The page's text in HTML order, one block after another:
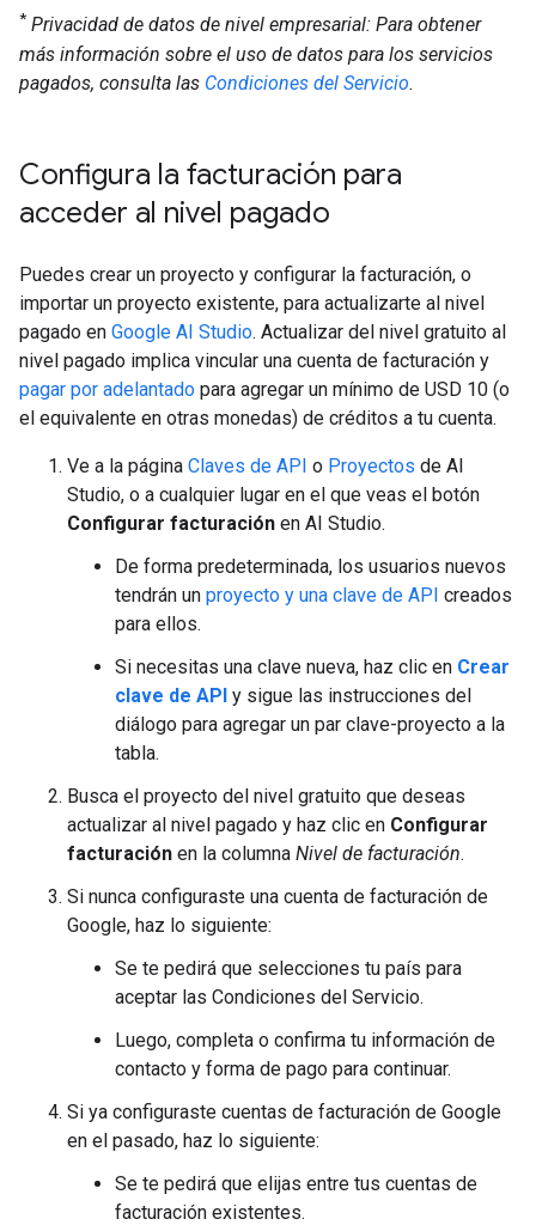
* Privacidad de datos de nivel empresarial: Para obtener
más información sobre el uso de datos para los servicios
pagados, consulta las Condiciones del Servicio.
Configura la facturación para
acceder al nivel pagado
Puedes crear un proyecto y configurar la facturación, o
importar un proyecto existente, para actualizarte al nivel
pagado en Google AI Studio. Actualizar del nivel gratuito al
nivel pagado implica vincular una cuenta de facturación y
pagar por adelantado para agregar un mínimo de USD 10 (o
el equivalente en otras monedas) de créditos a tu cuenta.
Ve a la página Claves de API o Proyectos de AI
Studio, o a cualquier lugar en el que veas el botón
Configurar facturación en AI Studio.
De forma predeterminada, los usuarios nuevos
tendrán un proyecto y una clave de API creados
para ellos.
Si necesitas una clave nueva, haz clic en Crear
clave de API y sigue las instrucciones del
diálogo para agregar un par clave-proyecto a la
tabla.
Busca el proyecto del nivel gratuito que deseas
actualizar al nivel pagado y haz clic en Configurar
facturación en la columna Nivel de facturación.
Si nunca configuraste una cuenta de facturación de
Google, haz lo siguiente:
Se te pedirá que selecciones tu país para
aceptar las Condiciones del Servicio.
Luego, completa o confirma tu información de
contacto y forma de pago para continuar.
Si ya configuraste cuentas de facturación de Google
en el pasado, haz lo siguiente:
Se te pedirá que elijas entre tus cuentas de
facturación existentes.